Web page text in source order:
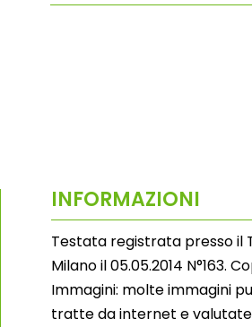
INFORMAZIONI
Testata registrata presso il
Milano il 05.05.2014 N°163.
Immagini: molte immagini
tratte da internet e valutate